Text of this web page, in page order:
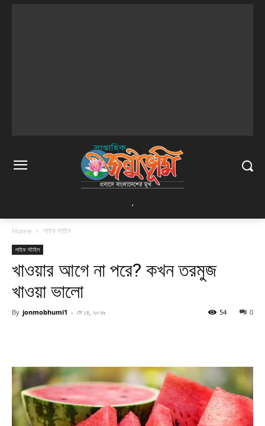
Home লাইফ স্টাইল
লাইফ স্টাইল
খাওয়ার আগে না পরে? কখন তরমুজ
খাওয়া ভালো
By jonmobhumi1 - মে ১৪, ২০২৬ 0
54